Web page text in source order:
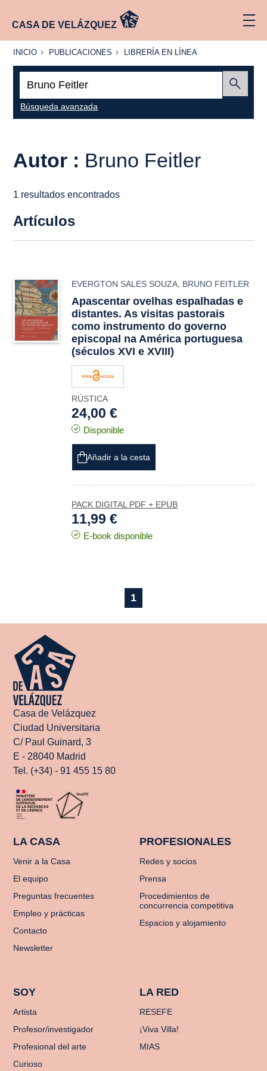
CASA DE VELÁZQUEZ
INICIO
INICIO PUBLICACIONES
PUBLICACIONES
LIBRERÍA
LÍNEA
LIBRERÍA EN LÍNEA
Búsqueda avanzada
Autor : Bruno Feitler
1 resultados encontrados
Artículos
EVERGTON SALES SOUZA BRUNO FEITLER
Apascentar ovelhas espalhadas e
distantes. As visitas pastorais
como instrumento do governo
episcopal na América portuguesa
(séculos XVI e XVIII)
RÚSTICA
24,00 €
Disponible
Añadir a la cesta
PACK DIGITAL PDF + EPUB
11,99 €
E-book disponible
1
Casa de Velázquez
Ciudad Universitaria
C/ Paul Guinard, 3
E - 28040 Madrid
Tel. (+34) - 91 455 15 80
LA CASA
Venir a la Casa
El equipo
Preguntas frecuentes
Empleo y prácticas
Contacto
Newsletter
PROFESIONALES
Redes y socios
Prensa
Procedimientos de
concurrencia competitiva
Espacios y alojamiento
SOY
Artista
Profesor/investigador
Profesional del arte
Curioso
LA RED
RESEFE
¡Viva Villa!
MIAS